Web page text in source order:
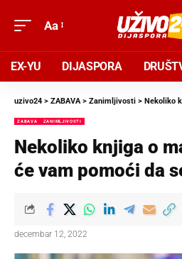
Aa
EX-YU DIJASPORA
uzivo24 > ZABAVA> Zanimljivosti > Nekoliko knjiga
ZABAVA ZANIMLJIVOSTI
Nekoliko knjiga o
će vam pomoći da
decembar 12, 2022